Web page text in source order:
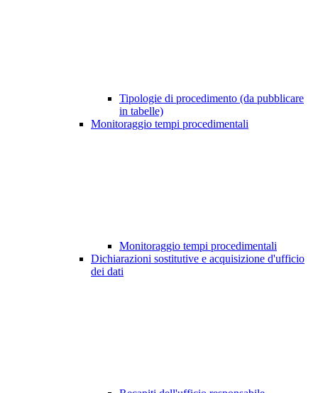
Tipologie di procedimento (da pubblicare
in tabelle)
Monitoraggio tempi procedimentali
Monitoraggio tempi procedimentali
Dichiarazioni sostitutive e acquisizione d'ufficio
dei dati